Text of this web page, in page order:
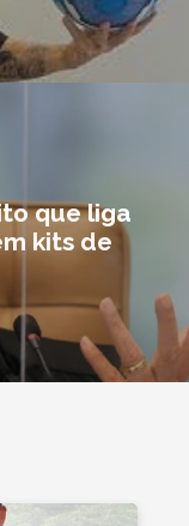
que liga
kits de